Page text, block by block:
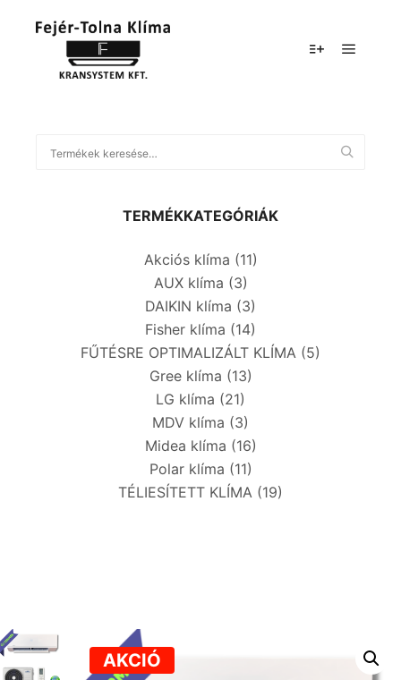
AKCIÓ
TERMÉKKATEGÓRIÁK
Akciós klíma (11)
AUX klíma (3)
DAIKIN klíma (3)
Fisher klíma (14)
FŰTÉSRE OPTIMALIZÁLT KLÍMA (5)
Gree klíma (13)
LG klíma (21)
MDV klíma (3)
Midea klíma (16)
Polar klíma (11)
TÉLIESÍTETT KLÍMA (19)